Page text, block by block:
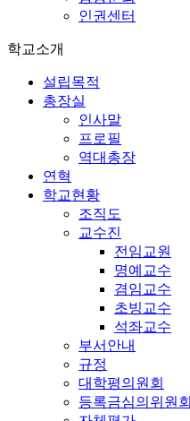
인권센터
학교소개
설립목적
총장실
인사말
프로필
역대총장
연혁
학교현황
조직도
교수진
전임교원
명예교수
겸임교수
초빙교수
석좌교수
부서안내
규정
대학평의원회
등록금심의위원회